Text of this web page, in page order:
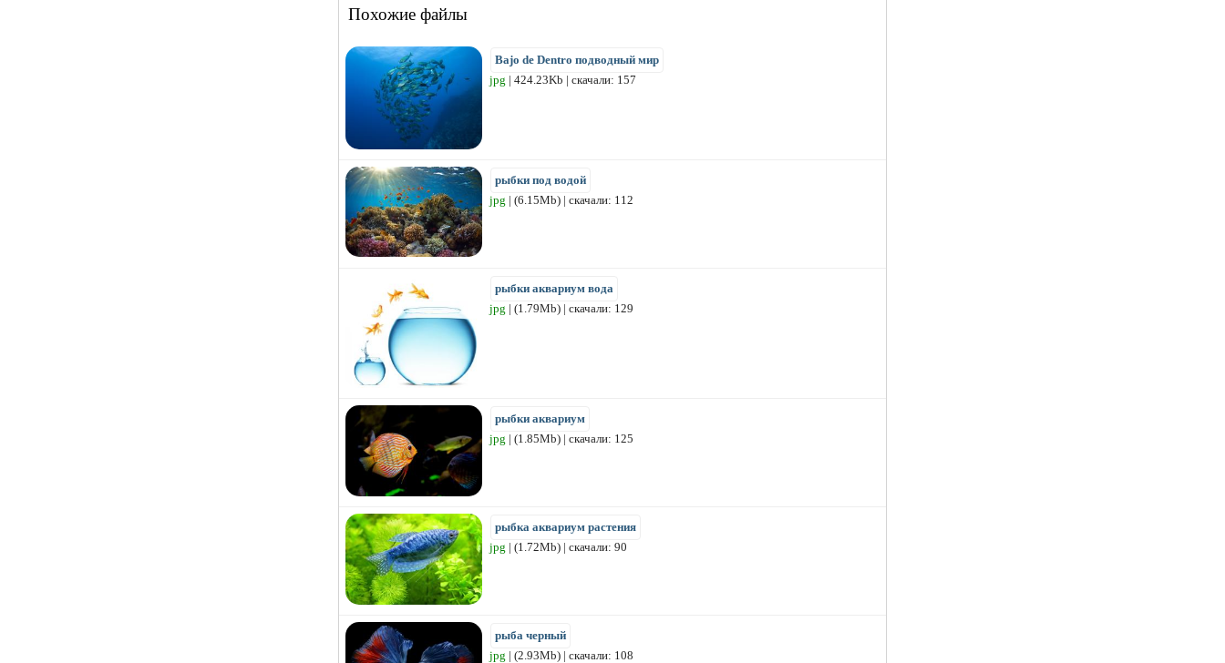
Похожие файлы
Bajo de Dentro подводный мир
jpg | 424.23Kb | скачали: 157
рыбки под водой
jpg | (6.15Mb) | скачали: 112
рыбки аквариум вода
jpg | (1.79Mb) | скачали: 129
рыбки аквариум
jpg | (1.85Mb) | скачали: 125
рыбка аквариум растения
jpg | (1.72Mb) | скачали: 90
рыба черный
jpg | (2.93Mb) | скачали: 108